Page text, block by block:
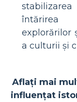
întărirea
explorărilor
a culturii și
Aflați mai
influențat